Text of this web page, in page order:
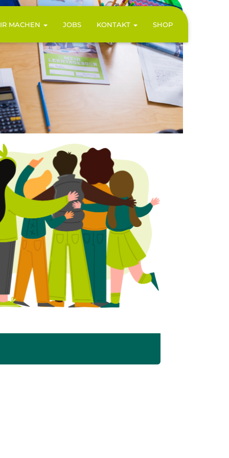
MACHEN JOBS KONTAKT SHOP